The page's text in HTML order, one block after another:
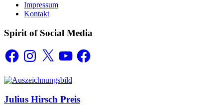
Impressum
Kontakt
Spirit of Social Media
FacebookInstagram
X YouTubeFacebook
Auszeichnungen
Julius Hirsch Preis